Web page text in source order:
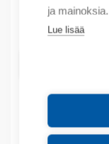
ja mainoksia.
Lue lisää
Määrä
Määrä
Tuotekoodit